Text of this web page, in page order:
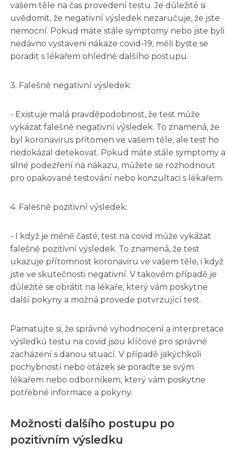
vašem těle na čas provedení testu. Je důležité si
uvědomit, že negativní výsledek nezaručuje, že jste
nemocní. Pokud máte stále symptomy nebo jste byli
nedávno vystaveni nákaze covid-19, měli byste se
poradit s lékařem ohledně dalšího postupu.
3. Falešně negativní výsledek:
- Existuje malá pravděpodobnost, že test může
vykázat falešně negativní výsledek. To znamená, že
byl koronavirus přítomen ve vašem těle, ale test ho
nedokázal detekovat. Pokud máte stále symptomy a
silné podezření na nákazu, můžete se rozhodnout
pro opakované testování nebo konzultaci s lékařem.
4. Falešně pozitivní výsledek:
- I když je méně časté, test na covid může vykázat
falešně pozitivní výsledek. To znamená, že test
ukazuje přítomnost koronaviru ve vašem těle, i když
jste ve skutečnosti negativní. V takovém případě je
důležité se obrátit na lékaře, který vám poskytne
další pokyny a možná provede potvrzující test.
Pamatujte si, že správné vyhodnocení a interpretace
výsledků testu na covid jsou klíčové pro správné
zacházení s danou situací. V případě jakýchkoli
pochybností nebo otázek se poraďte se svým
lékařem nebo odborníkem, který vám poskytne
potřebné informace a pokyny.
Možnosti dalšího postupu po
pozitivním výsledku